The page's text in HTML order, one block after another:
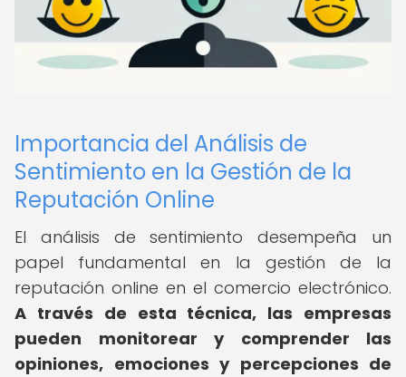
Importancia del Análisis de
Sentimiento en la Gestión de la
Reputación Online
El análisis de sentimiento desempeña un
papel fundamental en la gestión de la
reputación online en el comercio electrónico.
A través de esta técnica, las empresas
pueden monitorear y comprender las
opiniones, emociones y percepciones de